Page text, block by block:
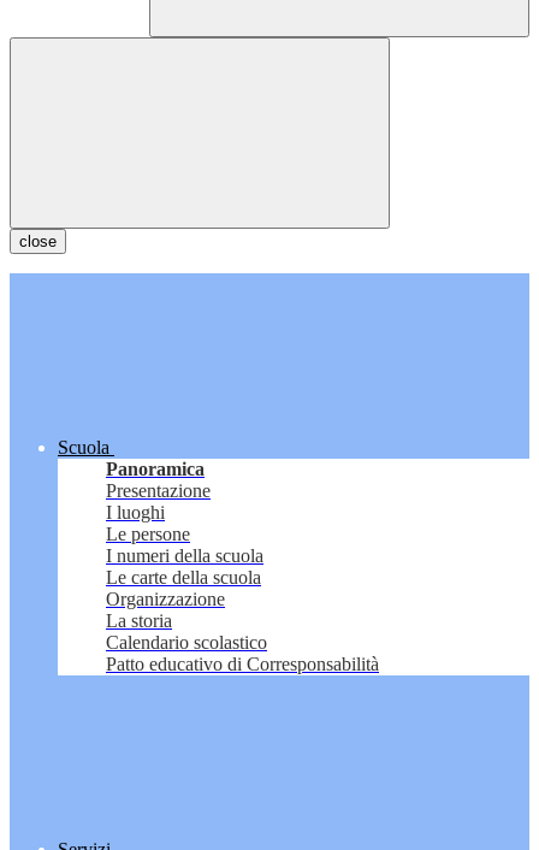
close
Scuola
Panoramica
Presentazione
I luoghi
Le persone
I numeri della scuola
Le carte della scuola
Organizzazione
La storia
Calendario scolastico
Patto educativo di Corresponsabilità